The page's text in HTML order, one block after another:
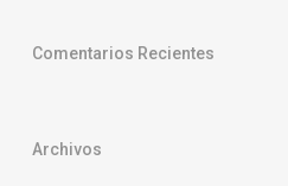
Comentarios Recientes
Archivos